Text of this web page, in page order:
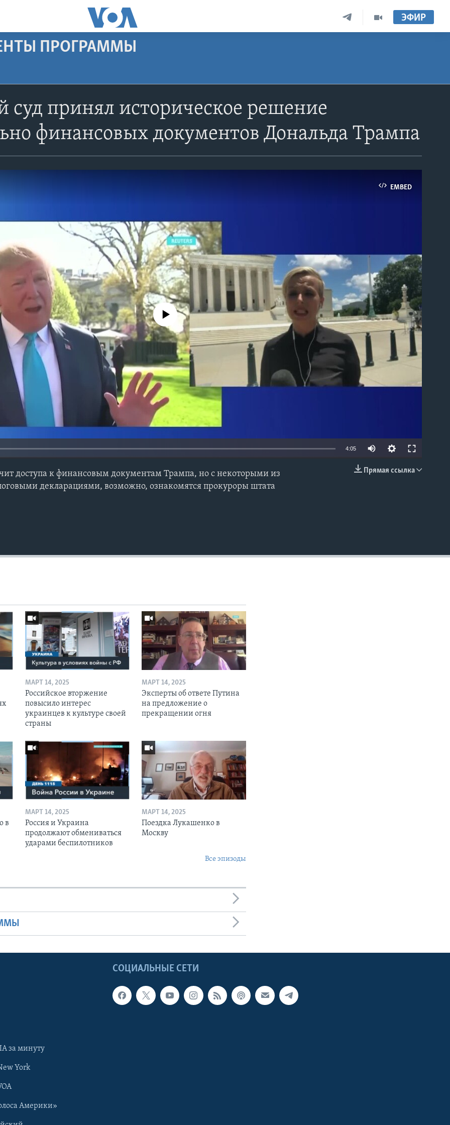
ЭФИР
ПРОГРАММЫ
суд принял историческое решение
финансовых документов Дональда Трампа
EMBED
No media source currently available
4:05
Прямая ссылка
доступа к финансовым документам Трампа, но с некоторыми из
декларациями, возможно, ознакомятся прокуроры штата
МАРТ 14, 2025
Российское вторжение
повысило интерес
украинцев к культуре своей
страны
МАРТ 14, 2025
Эксперты об ответе Путина
на предложение о
прекращении огня
в
МАРТ 14, 2025
Россия и Украина
продолжают обмениваться
ударами беспилотников
МАРТ 14, 2025
Поездка Лукашенко в
Москву
Все эпизоды
СОЦИАЛЬНЫЕ СЕТИ
за минуту
York
Америки»